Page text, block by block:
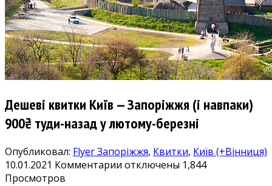
Дешеві квитки Київ — Запоріжжя (і навпаки)
900₴ туди-назад у лютому-березні
Опубликовал: FlyerЗапоріжжя, Квитки, Київ (+Вінниця)
10.01.2021 Комментарии котключены 1,844
Просмотров